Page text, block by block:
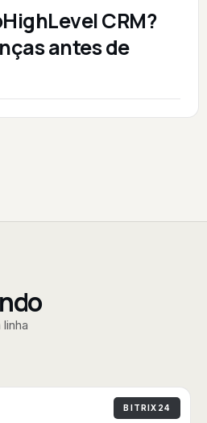
CRM?
antes de
BITRIX24